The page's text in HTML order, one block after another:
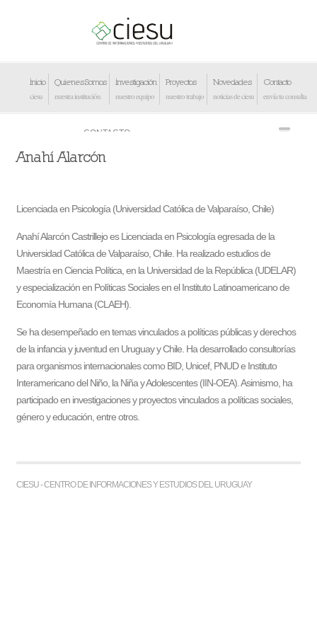
Inicio
ciesu
Quienes Somos
nuestra institución
Investigación
nuestro equipo
Proyectos
nuestro trabajo
Novedades
noticias de ciesu
Contacto
envía tu consulta
Anahí Alarcón
Licenciada en Psicología (Universidad Católica de Valparaíso, Chile)
Anahí Alarcón Castrillejo es Licenciada en Psicología egresada de la
Universidad Católica de Valparaíso, Chile. Ha realizado estudios de
Maestría en Ciencia Política, en la Universidad de la República (UDELAR)
y especialización en Políticas Sociales en el Instituto Latinoamericano de
Economía Humana (CLAEH).
Se ha desempeñado en temas vinculados a políticas públicas y derechos
de la infancia y juventud en Uruguay y Chile. Ha desarrollado consultorías
para organismos internacionales como BID, Unicef, PNUD e Instituto
Interamericano del Niño, la Niña y Adolescentes (IIN-OEA). Asimismo, ha
participado en investigaciones y proyectos vinculados a políticas sociales,
género y educación, entre otros.
CIESU - CENTRO DE INFORMACIONES Y ESTUDIOS DEL URUGUAY